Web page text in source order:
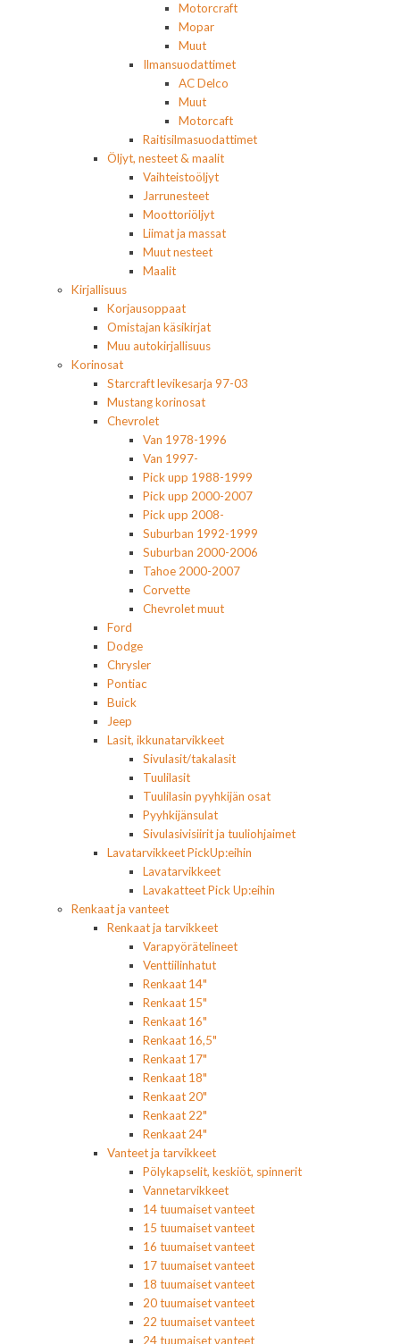
Motorcraft
Mopar
Muut
Ilmansuodattimet
AC Delco
Muut
Motorcaft
Raitisilmasuodattimet
Öljyt, nesteet & maalit
Vaihteistoöljyt
Jarrunesteet
Moottoriöljyt
Liimat ja massat
Muut nesteet
Maalit
Kirjallisuus
Korjausoppaat
Omistajan käsikirjat
Muu autokirjallisuus
Korinosat
Starcraft levikesarja 97-03
Mustang korinosat
Chevrolet
Van 1978-1996
Van 1997-
Pick upp 1988-1999
Pick upp 2000-2007
Pick upp 2008-
Suburban 1992-1999
Suburban 2000-2006
Tahoe 2000-2007
Corvette
Chevrolet muut
Ford
Dodge
Chrysler
Pontiac
Buick
Jeep
Lasit, ikkunatarvikkeet
Sivulasit/takalasit
Tuulilasit
Tuulilasin pyyhkijän osat
Pyyhkijänsulat
Sivulasivisiirit ja tuuliohjaimet
Lavatarvikkeet PickUp:eihin
Lavatarvikkeet
Lavakatteet Pick Up:eihin
Renkaat ja vanteet
Renkaat ja tarvikkeet
Varapyörätelineet
Venttiilinhatut
Renkaat 14"
Renkaat 15"
Renkaat 16"
Renkaat 16,5"
Renkaat 17"
Renkaat 18"
Renkaat 20"
Renkaat 22"
Renkaat 24"
Vanteet ja tarvikkeet
Pölykapselit, keskiöt, spinnerit
Vannetarvikkeet
14 tuumaiset vanteet
15 tuumaiset vanteet
16 tuumaiset vanteet
17 tuumaiset vanteet
18 tuumaiset vanteet
20 tuumaiset vanteet
22 tuumaiset vanteet
24 tuumaiset vanteet